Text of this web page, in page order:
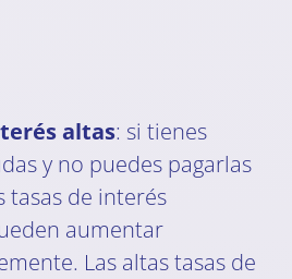
altas: si tienes
y no puedes pagarlas
tasas de interés
aumentar
Las altas tasas de